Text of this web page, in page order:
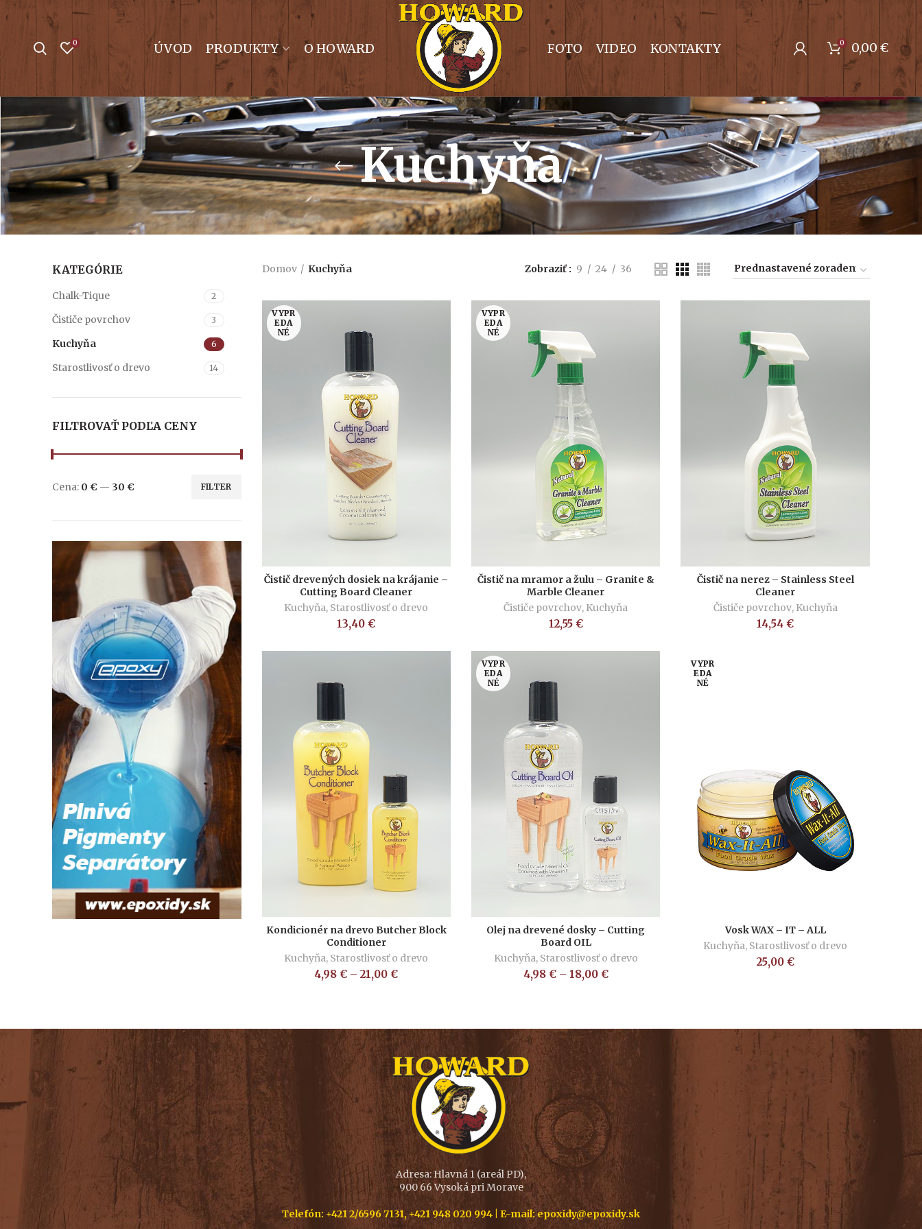
0 ÚVOD PRODUKTY O HOWARD FOTO VIDEO KONTAKTY 0 0,00€
Kuchyňa
KATEGÓRIE
Chalk-Tique 2
Čističe povrchov 3
Kuchyňa 6
Starostlivosť o drevo 14
FILTROVAŤ PODĽA CENY
FILTER
Cena: 0 € — 30 €
Domov Kuchyňa Zobraziť 9 24 36
VYPR
EDA
NÉ
VIAC INFO
Čistič drevených dosiek na krájanie –
Cutting Board Cleaner
Kuchyňa, Starostlivosť o drevo
13,40€
VYPR
EDA
NÉ
VIAC INFO
Čistič na mramor a žulu – Granite &
Marble Cleaner
Čističe povrchov, Kuchyňa
12,55 €
PRIDAŤ DO KOŠÍKA
Čistič na nerez – Stainless Steel
Cleaner
Čističe povrchov, Kuchyňa
14,54€
VÝBER MOŽNOSTÍ
Kondicionér na drevo Butcher Block
Conditioner
Kuchyňa, Starostlivosť o drevo
4,98€ –21,00€
VYPR
EDA
NÉ
VÝBER MOŽNOSTÍ
Olej na drevené dosky – Cutting
Board OIL
Kuchyňa, Starostlivosť o drevo
4,98 €– 18,00 €
VYPR
EDA
NÉ
VIAC INFO
Vosk WAX – IT – ALL
Kuchyňa, Starostlivosť o drevo
25,00 €
Adresa: Hlavná 1 (areál PD),
900 66 Vysoká pri Morave
Telefón: +421 2/6596 7131, +421 948 020 994 | E-mail: epoxidy@epoxidy.sk